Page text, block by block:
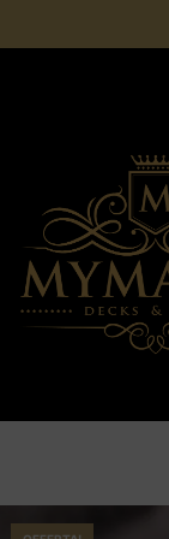
SPEDIZIONE GRATUITA